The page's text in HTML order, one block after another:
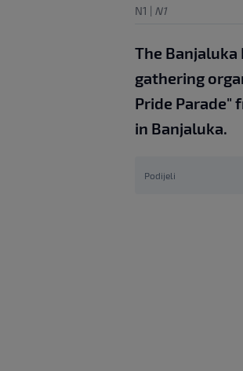
N1 | N1
The
gathering
Pride Parade"
in Banjaluka.
Podijeli